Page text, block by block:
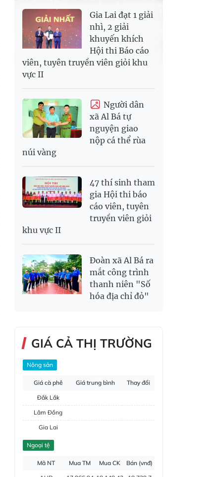
Gia Lai đạt 1 giải
nhì, 2 giải
khuyến khích
Hội thi Báo cáo
viên, tuyên truyền viên giỏi khu
vực II
Người dân
xã Al Bá tự
nguyện giao
nộp cá thể rùa
núi vàng
47 thí sinh tham
gia Hội thi báo
cáo viên, tuyên
truyền viên giỏi
khu vực II
Đoàn xã Al Bá ra
mắt công trình
thanh niên "Số
hóa địa chỉ đỏ"
GIÁ CẢ THỊ TRƯỜNG
Nông sản
Giá cà phê Giá trung bình
Thay đổi
Đắk Lắk
Lâm Đồng
Gia Lai
Đắk Nông
Ngoại tệ
Mã NT Mua TM Mua CK
Bán (vnđ)